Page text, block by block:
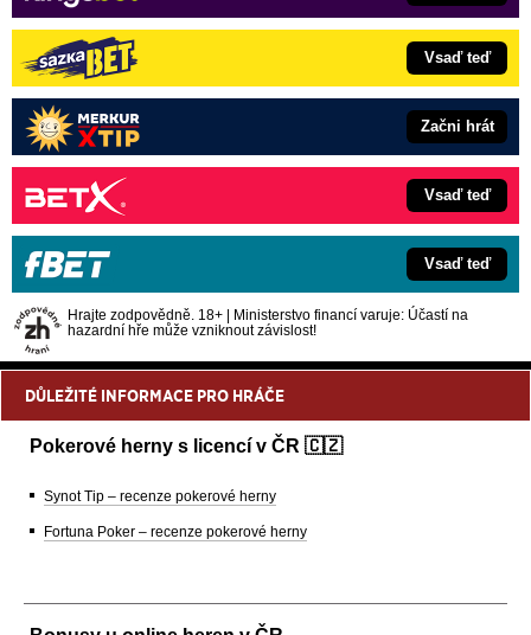
Vsaď teď
Začni hrát
Vsaď teď
Vsaď teď
Hrajte zodpovědně. 18+ | Ministerstvo financí varuje: Účastí na
hazardní hře může vzniknout závislost!
DŮLEŽITÉ INFORMACE PRO HRÁČE
Pokerové herny s licencí v ČR 🇨🇿
Synot Tip – recenze pokerové herny
Fortuna Poker – recenze pokerové herny